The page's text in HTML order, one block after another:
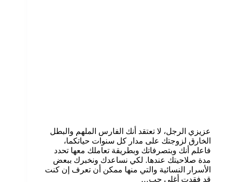
عزيزي الرجل، لا تعتقد أنك الفارس الملهم والبطل
الخارق لزوجتك على مدار كل سنوات حياتكما،
فاعلم أنك وبتصرفاتك وبطريقة تعاملك معها تحدد
مدة صلاحيتك عندها. لكي نساعدك ونخبرك ببعض
الأسرار النسائية والتي منها ممكن أن تعرف إن كنت
قد فقدت أغلى حب…